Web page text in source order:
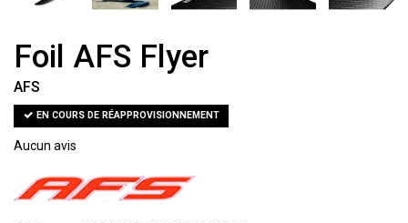
Foil AFS Flyer
AFS
EN COURS DE RÉAPPROVISIONNEMENT
Aucun avis